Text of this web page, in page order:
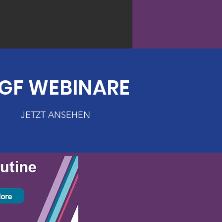
WEBINARE
JETZT ANSEHEN